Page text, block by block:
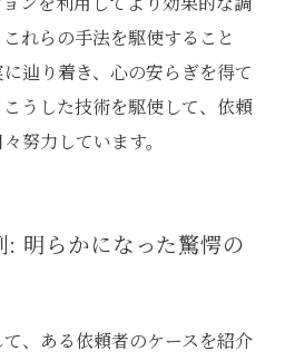
れらの手法を駆使すること
辿り着き、心の安らぎを得て
うした技術を駆使して、依頼
努力しています。
明らかになった驚愕の
、ある依頼者のケースを紹介